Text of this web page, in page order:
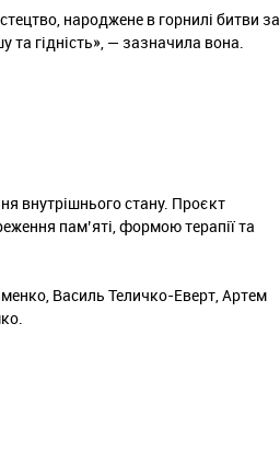
народжене в горнилі битви за
гідність», — зазначила вона.
внутрішнього стану. Проєкт
пам’яті, формою терапії та
Василь Теличко-Еверт, Артем